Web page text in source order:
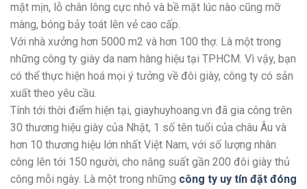
mặt mịn, lỗ chân lông cực nhỏ và bề mặt lúc nào cũng mỡ
màng, bóng bảy toát lên vẻ cao cấp.
Với nhà xưởng hơn 5000 m2 và hơn 100 thợ. Là một trong
những công ty giày da nam hàng hiệu tại TPHCM. Vì vậy, bạn
có thể thực hiện hoá mọi ý tưởng về đôi giày, công ty có sản
xuất theo yêu cầu.
Tính tới thời điểm hiện tại, giayhuyhoang.vn đã gia công trên
30 thương hiệu giày của Nhật, 1 số tên tuổi của châu Âu và
hơn 10 thương hiệu lớn nhất Việt Nam, với số lượng nhân
công lên tới 150 người, cho năng suất gần 200 đôi giày thủ
công mỗi ngày. Là một trong những công ty uy tín đặt đóng